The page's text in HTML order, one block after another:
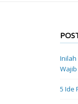
Inilah
5 Ide